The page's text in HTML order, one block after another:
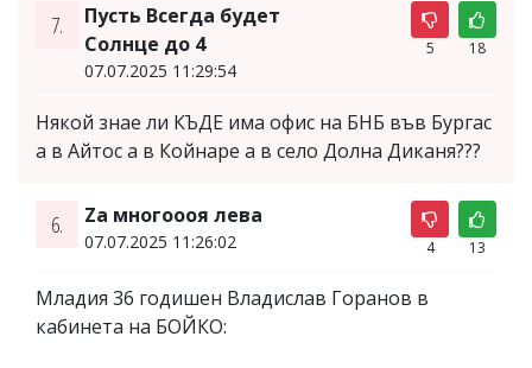
7.
Пусть Всегда будет
Солнце до 4
07.07.2025 11:29:54
5 18
Някой знае ли КЪДЕ има офис на БНБ във Бургас
а в Айтос а в Койнаре а в село Долна Диканя???
6. Za многоооя лева
07.07.2025 11:26:02 4 13
Младия 36 годишен Владислав Горанов в
кабинета на БОЙКО: